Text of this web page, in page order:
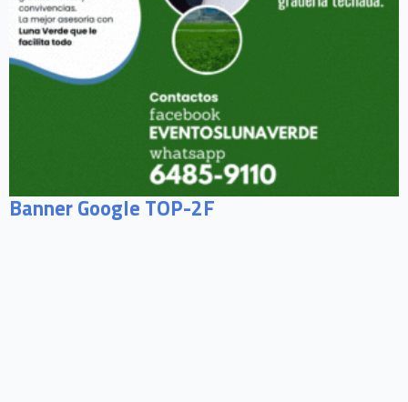
Banner Google TOP-2F